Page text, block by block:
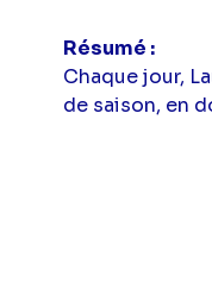
Résumé
Chaque jour,
de saison, en